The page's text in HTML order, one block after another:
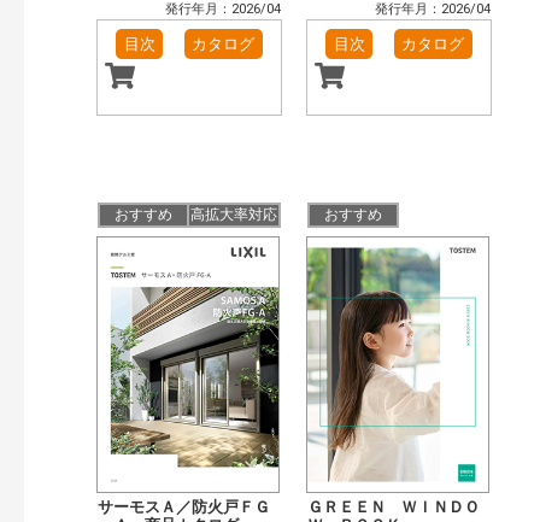
発行年月：2026/04
目次 カタログ
発行年月：2026/04
目次 カタログ
おすすめ 高拡大率対応
サーモスＡ／防火戸ＦＧ
おすすめ
ＧＲＥＥＮ ＷＩＮＤＯ